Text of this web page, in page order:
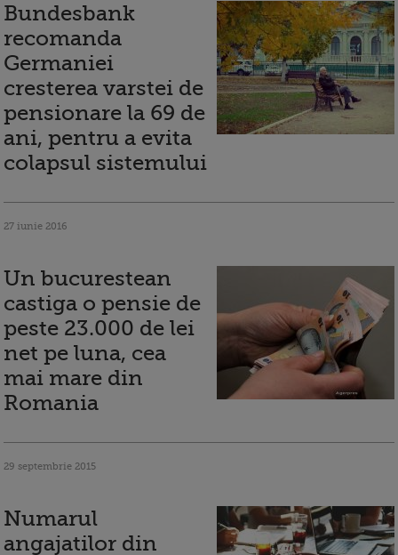
Bundesbank
recomanda
Germaniei
cresterea varstei de
pensionare la 69 de
ani, pentru a evita
colapsul sistemului
27 iunie 2016
Un bucurestean
castiga o pensie de
peste 23.000 de lei
net pe luna, cea
mai mare din
Romania
29 septembrie 2015
Numarul
angajatilor din